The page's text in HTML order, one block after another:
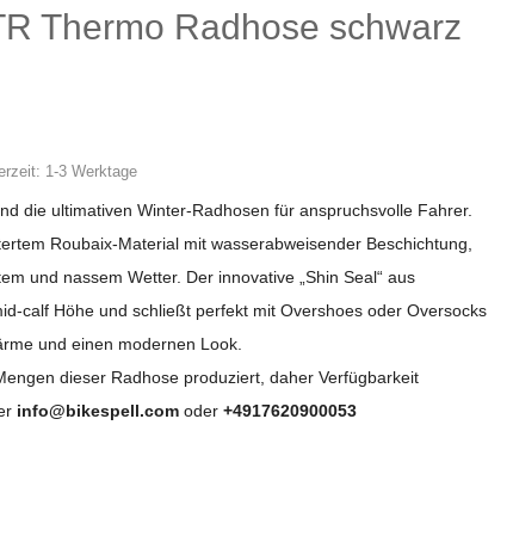
Thermo Radhose schwarz
1-3 Werktage
die ultimativen Winter-Radhosen für anspruchsvolle Fahrer.
Roubaix-Material mit wasserabweisender Beschichtung,
und nassem Wetter. Der innovative „Shin Seal“ aus
calf Höhe und schließt perfekt mit Overshoes oder Oversocks
und einen modernen Look.
dieser Radhose produziert, daher Verfügbarkeit
info@bikespell.com oder +4917620900053